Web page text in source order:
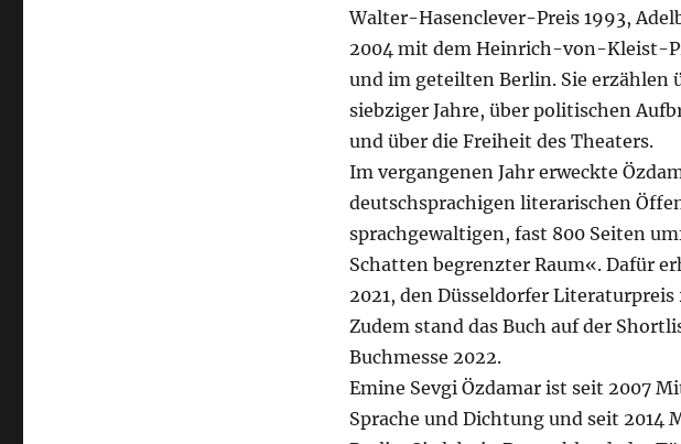
Walter-Hasenclever-Preis 1993,
2004 mit dem Heinrich-von-Kleist-
und im geteilten Berlin. Sie erzählen
siebziger Jahre, über politischen
und über die Freiheit des Theaters.
Im vergangenen Jahr erweckte
deutschsprachigen literarischen
sprachgewaltigen, fast 800 Seiten
Schatten begrenzter Raum«. Dafür
2021, den Düsseldorfer
Zudem stand das Buch auf der
Buchmesse 2022.
Emine Sevgi Özdamar ist seit 2007
Sprache und Dichtung und seit 2014